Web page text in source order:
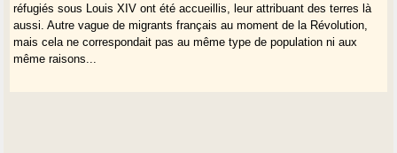
réfugiés sous Louis XIV ont été accueillis, leur attribuant des terres là
aussi. Autre vague de migrants français au moment de la Révolution,
mais cela ne correspondait pas au même type de population ni aux
même raisons...